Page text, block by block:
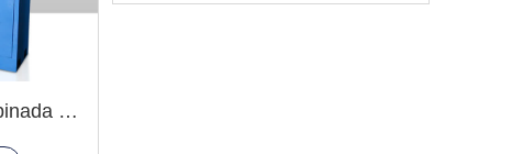
HQ500 Fresadora combinada de torno